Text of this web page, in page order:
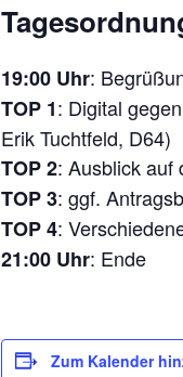
19:00 Uhr:
TOP 1: Digital
Erik Tuchtfeld, D64)
TOP 2: Ausblick auf
TOP 3: ggf.
TOP 4:
21:00 Uhr: Ende
Zum Kalender